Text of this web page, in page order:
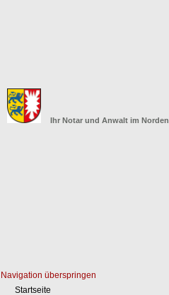
Ihr Notar und Anwalt im Norden
Navigation überspringen
Startseite